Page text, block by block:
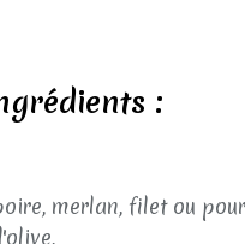
:
merlan, filet ou